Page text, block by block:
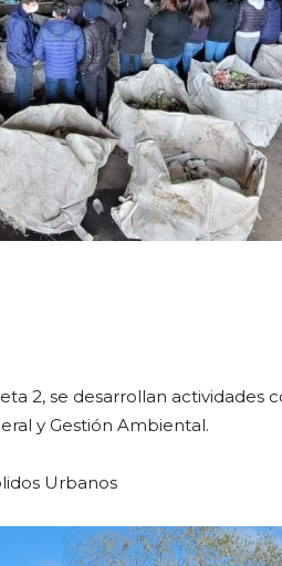
2, se desarrollan actividades
y Gestión Ambiental.
Urbanos